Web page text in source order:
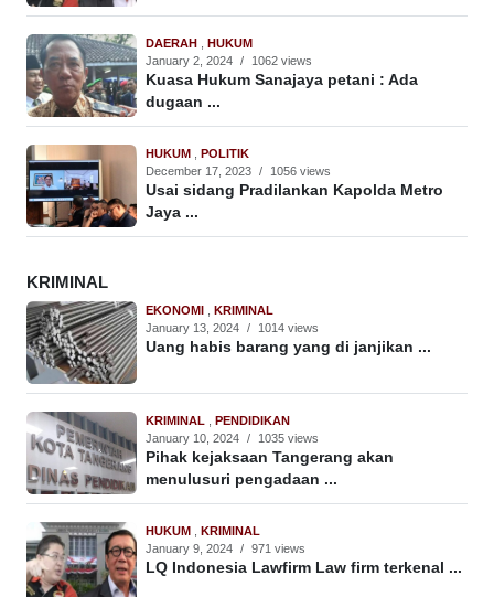
DAERAH , HUKUM
January 2, 2024 / 1062 views
Kuasa Hukum Sanajaya petani : Ada
dugaan ...
HUKUM , POLITIK
December 17, 2023 / 1056 views
Usai sidang Pradilankan Kapolda Metro
Jaya ...
KRIMINAL
EKONOMI , KRIMINAL
January 13, 2024 / 1014 views
Uang habis barang yang di janjikan ...
KRIMINAL , PENDIDIKAN
January 10, 2024 / 1035 views
Pihak kejaksaan Tangerang akan
menulusuri pengadaan ...
HUKUM , KRIMINAL
January 9, 2024 / 971 views
LQ Indonesia Lawfirm Law firm terkenal ...